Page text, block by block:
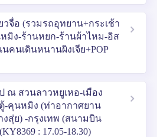
วจื่อ (รวมรถอุทยาน+กระเช้า
มิง-ร้านหยก-ร้านผ้าไหม-อิส
คนเดินหนานผิงเจีย+POP
ณ สวนลาวหยูเหอ-เมือง
-คุนหมิง (ท่าอากาศยาน
สุ่ย) -กรุงเทพ (สนามบิน
: 17.05-18.30)